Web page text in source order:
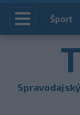
Index
Šport